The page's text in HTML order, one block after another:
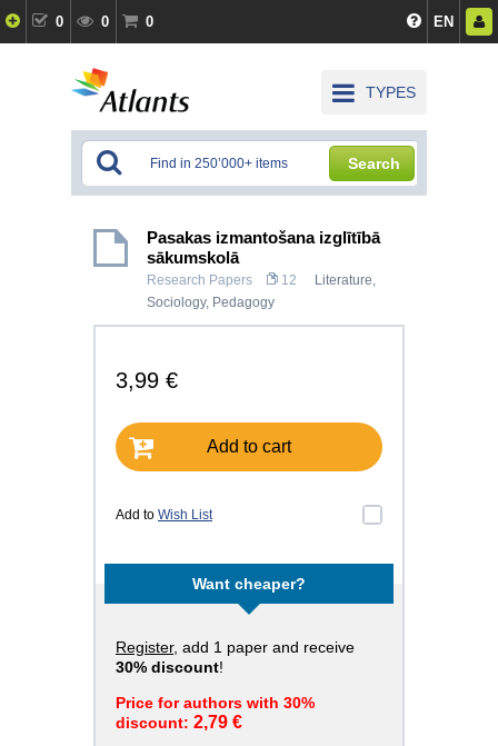
0 0 0 EN
TYPES
Search
Pasakas izmantošana izglītībā
sākumskolā
Research Papers 12 Literature,
Sociology, Pedagogy
3,99 €
Add to cart
Add to Wish List
Want cheaper?
Register, add 1 paper and receive
30% discount!
Price for authors with 30%
discount: 2,79 €